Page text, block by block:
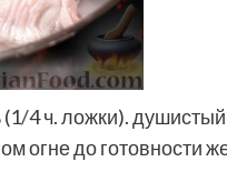
4 ч. ложки).
огне до готовности